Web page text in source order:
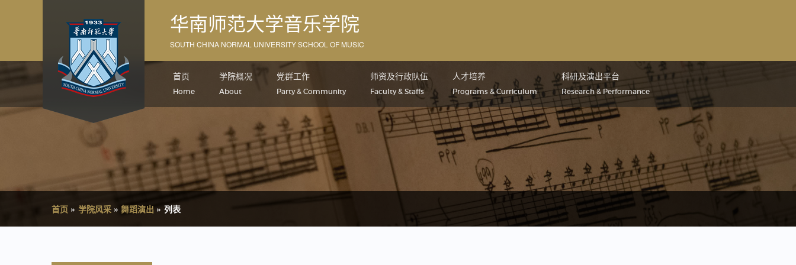
华南师范大学音乐学院
SOUTH CHINA NORMAL UNIVERSITY SCHOOL OF MUSIC
首页
Home
学院概况
About
党群工作
Party & Community
师资及行政队伍
Faculty & Staffs
人才培养
Programs & Curriculum
科研及演出平台
Research & Performance
首页 » 学院风采 » 舞蹈演出 » 列表